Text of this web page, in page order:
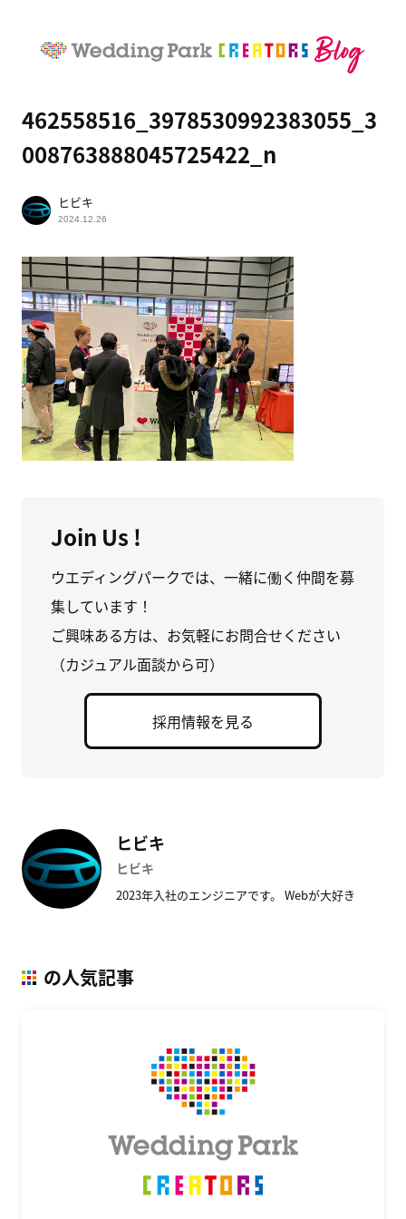
462558516_3978530992383055_3
008763888045725422_n
ヒビキ
2024.12.26
Join Us !
ウエディングパークでは、一緒に働く仲間を募
集しています！
ご興味ある方は、お気軽にお問合せください
（カジュアル面談から可）
採用情報を見る
ヒビキ
ヒビキ
2023年入社のエンジニアです。 Webが大好き
の人気記事